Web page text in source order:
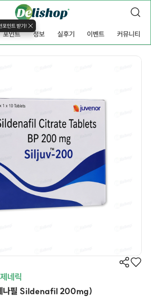
포인트 받기!
포인트 정보 실후기 이벤트 커뮤니티
네릭
나필 Sildenafil 200mg)